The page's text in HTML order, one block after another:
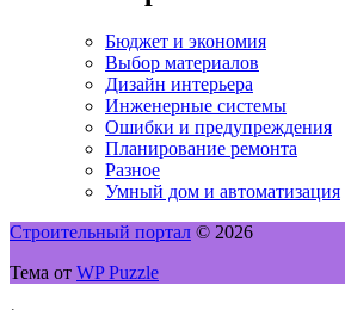
Бюджет и экономия
Выбор материалов
Дизайн интерьера
Инженерные системы
Ошибки и предупреждения
Планирование ремонта
Разное
Умный дом и автоматизация
Строительный портал © 2026
Тема от WP Puzzle